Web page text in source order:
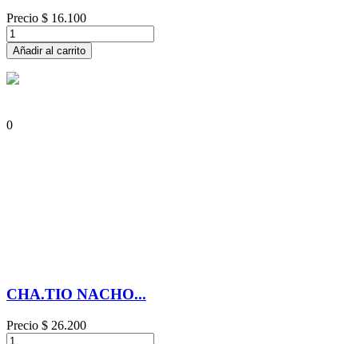
Precio $ 16.100
Añadir al carrito
0
CHA.TIO NACHO...
Precio $ 26.200